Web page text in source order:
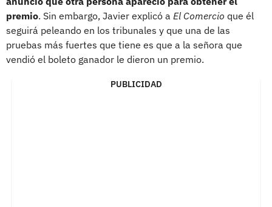
premio. Sin embargo, Javier explicó a El Comercio que él
seguirá peleando en los tribunales y que una de las
pruebas más fuertes que tiene es que a la señora que
vendió el boleto ganador le dieron un premio.
PUBLICIDAD